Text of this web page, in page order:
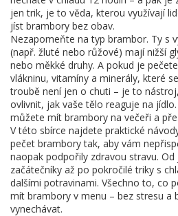
jen trik, je to věda, kterou využívají
jíst brambory bez obav.
Nezapomeňte na typ brambor. Ty s
(např. žluté nebo růžové) mají nižší
nebo měkké druhy. A pokud je
vlákninu, vitamíny a minerály, které
troubě není jen o chuti – je to
ovlivnit, jak vaše tělo reaguje na
můžete mít brambory na večeři a
V této sbírce najdete praktické
pečet brambory tak, aby vám
naopak podpořily zdravou stravu.
začátečníky až po pokročilé triky s
dalšími potravinami. Všechno to, co
mít brambory v menu – bez stresu a
vynechávat.